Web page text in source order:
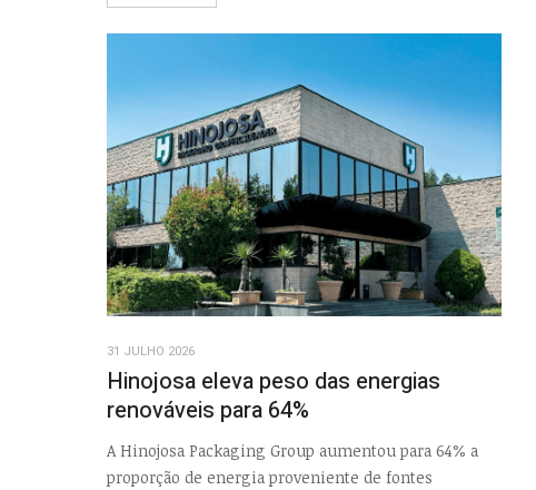
31 JULHO 2026
Hinojosa eleva peso das energias
renováveis para 64%
A Hinojosa Packaging Group aumentou para 64% a
proporção de energia proveniente de fontes